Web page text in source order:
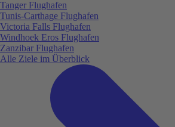
Tanger Flughafen
Tunis-Carthage Flughafen
Victoria Falls Flughafen
Windhoek Eros Flughafen
Zanzibar Flughafen
Alle Ziele im Überblick